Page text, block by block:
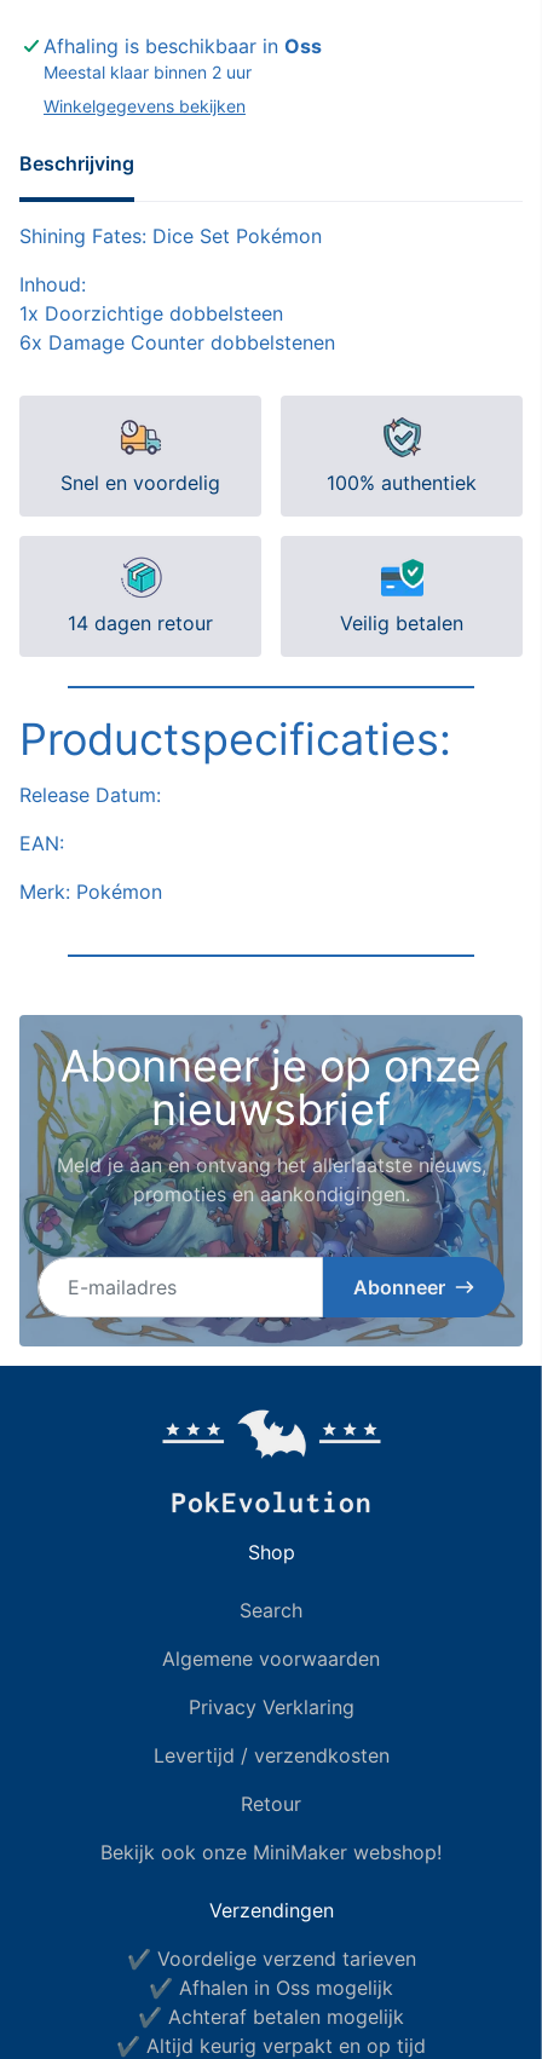
Afhaling is beschikbaar in Oss
Meestal klaar binnen 2 uur
Winkelgegevens bekijken
Beschrijving
Shining Fates: Dice Set Pokémon
Inhoud:
1x Doorzichtige dobbelsteen
6x Damage Counter dobbelstenen
Snel en voordelig 100% authentiek
14 dagen retour Veilig betalen
Productspecificaties:
Release Datum:
EAN:
Merk: Pokémon
Abonneer je op onze
nieuwsbrief
Meld je aan en ontvang het allerlaatste nieuws,
promoties en aankondigingen.
E-mailadres
Abonneer
Shop
Search
Algemene voorwaarden
Privacy Verklaring
Levertijd / verzendkosten
Retour
Bekijk ook onze MiniMaker webshop!
Verzendingen
✔ Voordelige verzend tarieven
✔ Afhalen in Oss mogelijk
✔ Achteraf betalen mogelijk
✔ Altijd keurig verpakt en op tijd